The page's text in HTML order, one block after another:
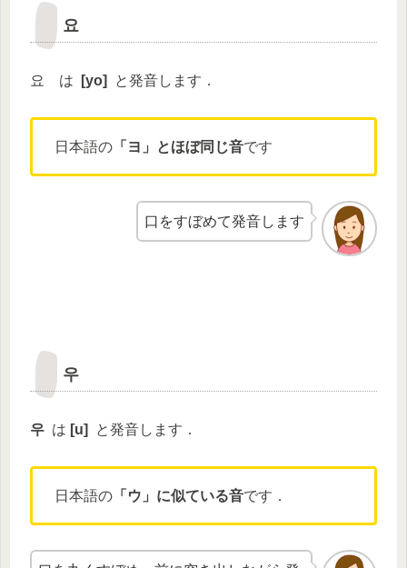
요
요 は [yo] と発音します．
日本語の 「ヨ」 とほぼ同じ音です
口をすぼめて発音します
우
우 は [u] と発音します．
日本語の 「ウ」に似ている音です．